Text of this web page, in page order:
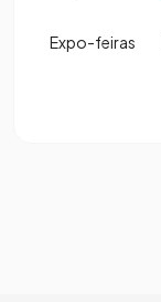
Expo-feiras